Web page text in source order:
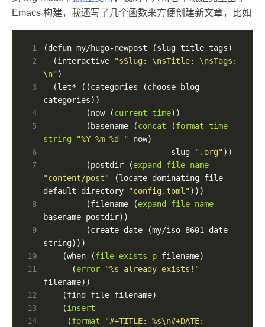
Emacs 构建，我还写了几个函数来方便创建新文章，比如
1
2
  (interactive
"sSlug: \nsTitle: \nsTags:
\n"
3
4
         (now (
current-time
5
		 (basename (
concat (format-time-
string
"%Y-%m-%d-"
6
						   slug
".org"
7
		 (postdir (
expand-file-name
"content/post" (locate-dominating-file
default-directory
"config.toml"
8
		 (filename (
expand-file-name
9
10
	(when (
file-exists-p
11
      (
error
"%s already exists!"
12
13
	(
insert
14
	 (
format
"#+TITLE: %s\n#+DATE: